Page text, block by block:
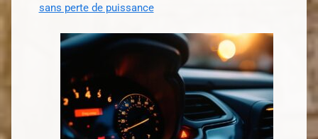
sans perte de puissance